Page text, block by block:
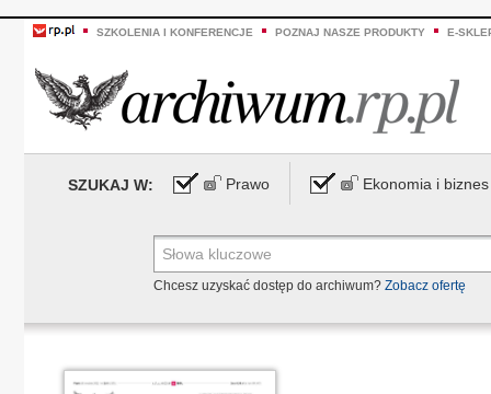
SZKOLENIA I KONFERENCJE POZNAJ NASZE PRODUKTY E-
SZUKAJ W: Prawo Ekonomia i biznes
Chcesz uzyskać dostęp do archiwum? Zobacz ofertę